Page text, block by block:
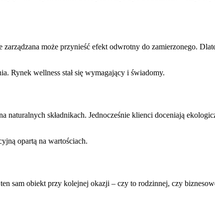
może przynieść efekt odwrotny do zamierzonego.
Rynek wellness stał się wymagający i świadomy.
składnikach. Jednocześnie klienci doceniają
opartą na wartościach.
sam obiekt przy kolejnej okazji – czy to rodzinnej, czy